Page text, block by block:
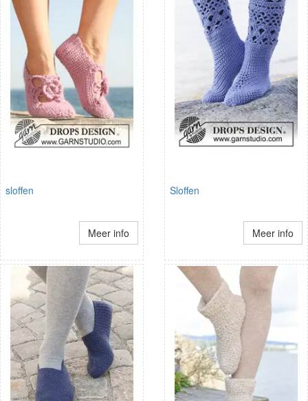
sloffen
Meer info
Sloffen
Meer info